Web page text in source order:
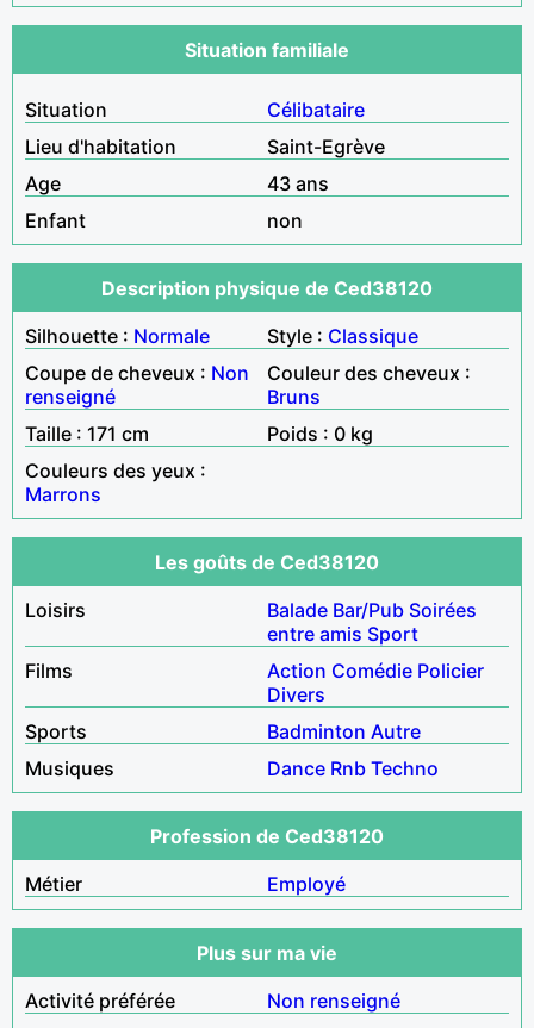
Situation familiale
Situation
Célibataire
Lieu d'habitation
Saint-Egrève
Age
43 ans
Enfant
non
Description physique de Ced38120
Silhouette : Normale Style : Classique
Coupe de cheveux : Non
renseigné
Couleur des cheveux :
Bruns
Taille : 171 cm
Poids : 0 kg
Couleurs des yeux :
Marrons
Les goûts de Ced38120
Loisirs
Balade Bar/Pub Soirées
entre amis Sport
Films
Action Comédie Policier
Divers
Sports
Badminton Autre
Musiques
Dance Rnb Techno
Profession de Ced38120
Métier
Employé
Plus sur ma vie
Activité préférée
Non renseigné